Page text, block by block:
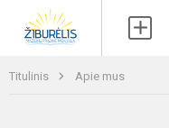
Titulinis Apie mus